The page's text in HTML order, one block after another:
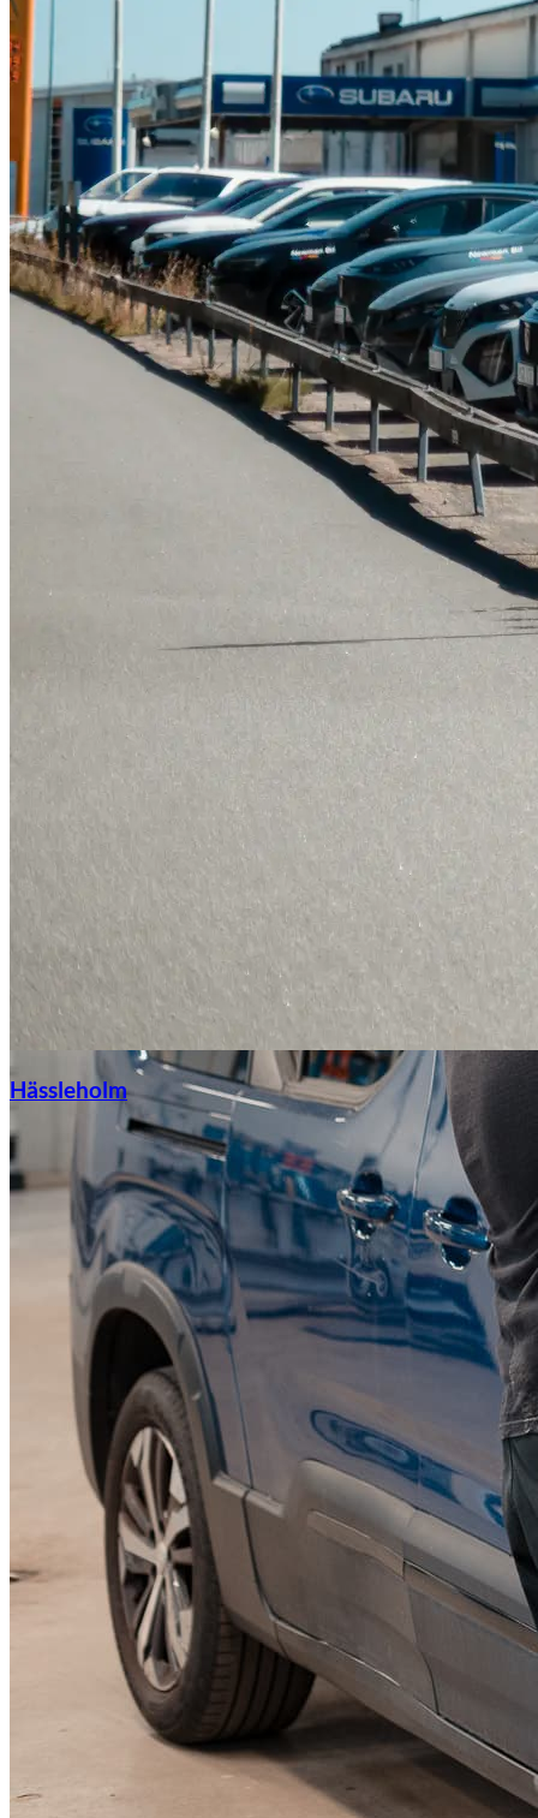
Leapmotor
KGM Pickups
Fordonstyp
PickupTransportbilPersonbil
Visa alla fordon
Tillbehör & reservdelar
Hässleholm